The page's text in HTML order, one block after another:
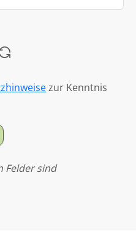
zur Kenntnis
Felder sind